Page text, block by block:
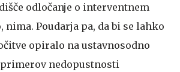
odločanje o interventnem
Poudarja pa, da bi se lahko
opiralo na ustavnosodno
nedopustnosti